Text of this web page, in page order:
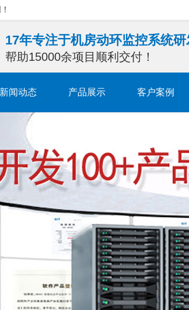
17年专注于机房动环监控系统
帮助15000余项目顺利交付！
新闻动态 产品展示 客户案例